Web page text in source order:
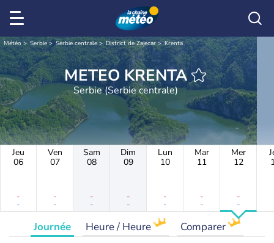
Météo Serbie Serbie centrale District de Zajecar Krenta
METEO KRENTA
Serbie (Serbie centrale)
Jeu
06
-
-
Ven
07
-
-
Sam
08
-
-
Dim
09
-
-
Lun
10
-
-
Mar
11
-
-
Mer
12
-
-
Journée Heure / Heure Comparer